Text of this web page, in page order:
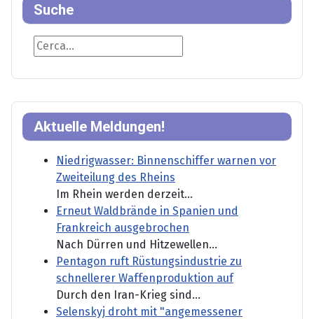
Aktuelle Meldungen!
Niedrigwasser: Binnenschiffer warnen vor
Zweiteilung des Rheins
Im Rhein werden derzeit...
Erneut Waldbrände in Spanien und
Frankreich ausgebrochen
Nach Dürren und Hitzewellen...
Pentagon ruft Rüstungsindustrie zu
schnellerer Waffenproduktion auf
Durch den Iran-Krieg sind...
Selenskyj droht mit "angemessener
Suche
Suche